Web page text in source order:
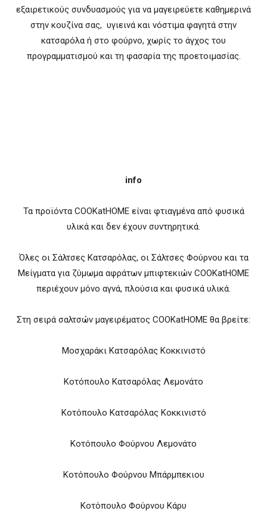
εξαιρετικούς συνδυασμούς για να μαγειρεύετε καθημερινά
στην κουζίνα σας, υγιεινά και νόστιμα φαγητά στην
κατσαρόλα ή στο φούρνο, χωρίς το άγχος του
προγραμματισμού και τη φασαρία της προετοιμασίας.
info
Τα προϊόντα COOKatHOME είναι φτιαγμένα από φυσικά
υλικά και δεν έχουν συντηρητικά.
Όλες οι Σάλτσες Κατσαρόλας, οι Σάλτσες Φούρνου και τα
Μείγματα για ζύμωμα αφράτων μπιφτεκιών COOKatHOME
περιέχουν μόνο αγνά, πλούσια και φυσικά υλικά.
Στη σειρά σαλτσών μαγειρέματος COOKatHOME θα βρείτε:
Μοσχαράκι Κατσαρόλας Κοκκινιστό
Κοτόπουλο Κατσαρόλας Λεμονάτο
Κοτόπουλο Κατσαρόλας Κοκκινιστό
Κοτόπουλο Φούρνου Λεμονάτο
Κοτόπουλο Φούρνου Μπάρμπεκιου
Κοτόπουλο Φούρνου Κάρυ